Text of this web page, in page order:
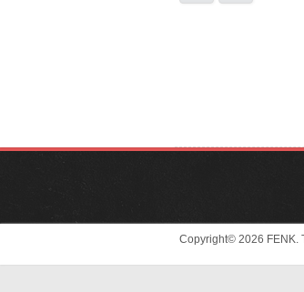
Copyright© 2026 FENK.